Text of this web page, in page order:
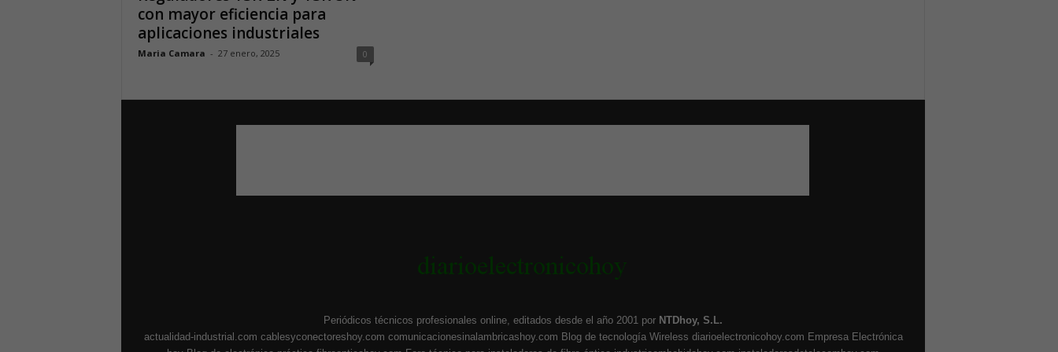
con mayor eficiencia para
aplicaciones industriales
Maria Camara - 27 enero, 2025 0
Periódicos técnicos profesionales online, editados desde el año 2001 por NTDhoy, S.L.
actualidad-industrial.com cablesyconectoreshoy.com comunicacionesinalambricashoy.com Blog de tecnología Wireless diarioelectronicohoy.com Empresa Electrónica